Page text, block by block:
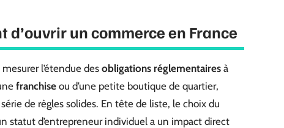
un commerce en France
l’étendue des obligations réglementaires à
franchise ou d’une petite boutique de quartier,
de règles solides. En tête de liste, le choix du
statut d’entrepreneur individuel a un impact direct